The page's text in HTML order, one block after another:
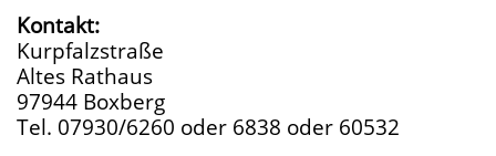
Kontakt:
Kurpfalzstraße
Altes Rathaus
97944 Boxberg
Tel. 07930/6260 oder 6838 oder 60532